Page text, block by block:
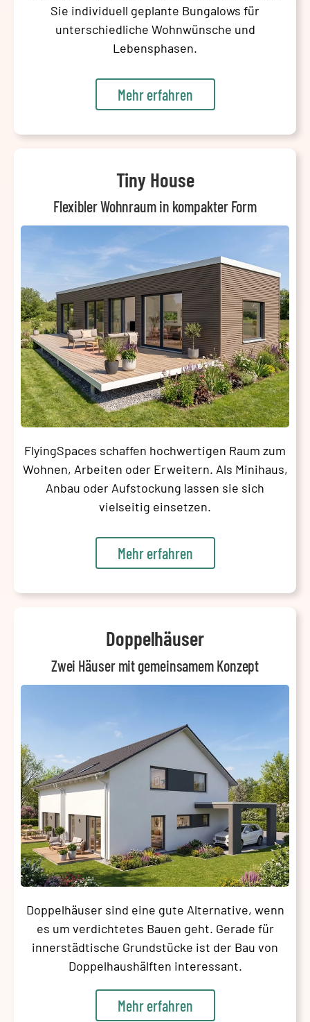
Sie individuell geplante Bungalows für
unterschiedliche Wohnwünsche und
Lebensphasen.
Mehr erfahren
Tiny House
Flexibler Wohnraum in kompakter Form
FlyingSpaces schaffen hochwertigen Raum zum
Wohnen, Arbeiten oder Erweitern. Als Minihaus,
Anbau oder Aufstockung lassen sie sich
vielseitig einsetzen.
Mehr erfahren
Doppelhäuser
Zwei Häuser mit gemeinsamem Konzept
Doppelhäuser sind eine gute Alternative, wenn
es um verdichtetes Bauen geht. Gerade für
innerstädtische Grundstücke ist der Bau von
Doppelhaushälften interessant.
Mehr erfahren